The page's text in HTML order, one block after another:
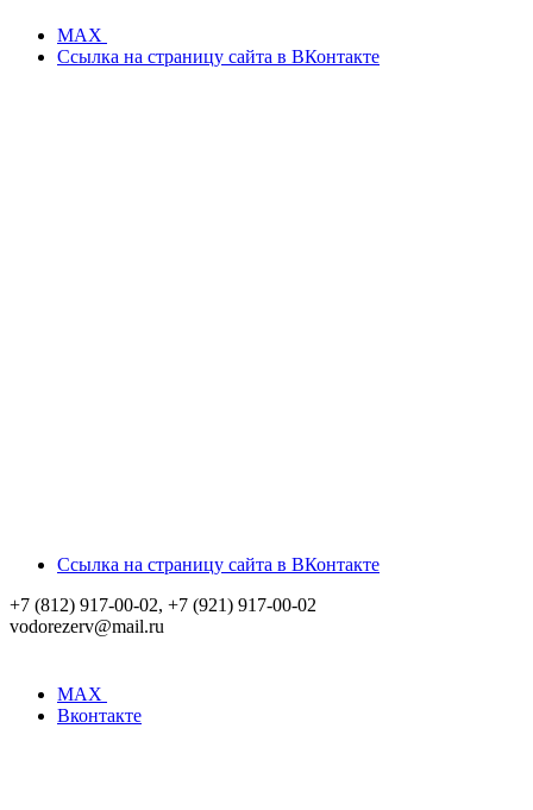
MAX
Ссылка на страницу сайта в ВКонтакте
Ссылка на страницу сайта в ВКонтакте
+7 (812) 917-00-02, +7 (921) 917-00-02
vodorezerv@mail.ru
MAX
Вконтакте